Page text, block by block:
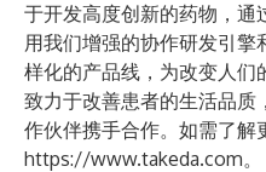
于开发高度创新的药物，通
用我们增强的协作研发引擎
样化的产品线，为改变人们
致力于改善患者的生活品质
作伙伴携手合作。如需了解
https://www.takeda.com。